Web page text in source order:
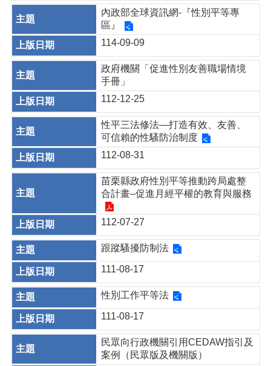
內政部全球資訊網-『性別平等專
區』
114-09-09
政府機關「促進性別友善職場情境
手冊」
112-12-25
性平三法修法—打造有效、友善、
可信賴的性騷防治制度
112-08-31
苗栗縣政府性別平等推動跨局處整
合計畫–促進月經平權的教育與服務
112-07-27
跟蹤騷擾防制法
111-08-17
性別工作平等法
111-08-17
民眾向行政機關引用CEDAW指引及
案例（民眾版及機關版）